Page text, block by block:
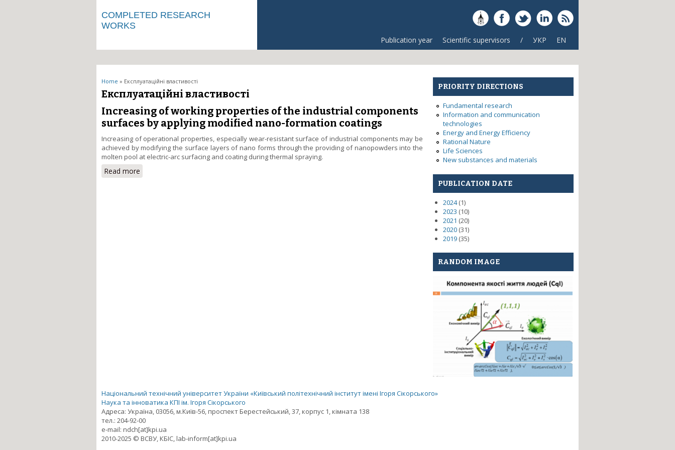
COMPLETED RESEARCH
WORKS
Publication year Scientific supervisors / УКР EN
You are here
Home » Експлуатаційні властивості
Експлуатаційні властивості
Increasing of working properties of the industrial components
surfaces by applying modified nano-formation coatings
Increasing of operational properties, especially wear-resistant surface of industrial components may be
achieved by modifying the surface layers of nano forms through the providing of nanopowders into the
molten pool at electric-arc surfacing and coating during thermal spraying.
Read more
PRIORITY DIRECTIONS
Fundamental research
Information and communication
technologies
Energy and Energy Efficiency
Rational Nature
Life Sciences
New substances and materials
PUBLICATION DATE
2024(1)
2023 (10)
2021 (20)
2020 (31)
2019 (35)
RANDOM IMAGE
Національний технічний університет України «Київський політехнічний інститут імені Ігоря Сікорського»
Наука та інноватика КПІ ім. Ігоря Сікорського
Адреса: Україна, 03056, м.Київ-56, проспект Берестейський, 37, корпус 1, кімната 138
тел.: 204-92-00
e-mail: ndch[at]kpi.ua
2010-2025 © ВСВУ, КБІС, lab-inform[at]kpi.ua